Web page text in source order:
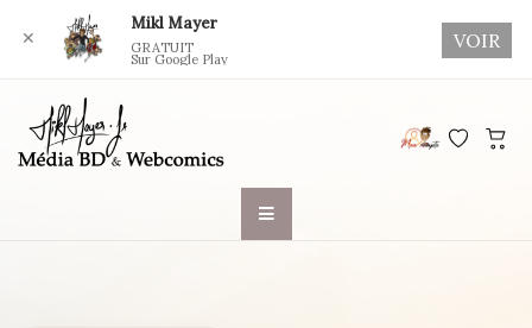
✕
Mikl Mayer
GRATUIT
Sur Google Play
VOIR